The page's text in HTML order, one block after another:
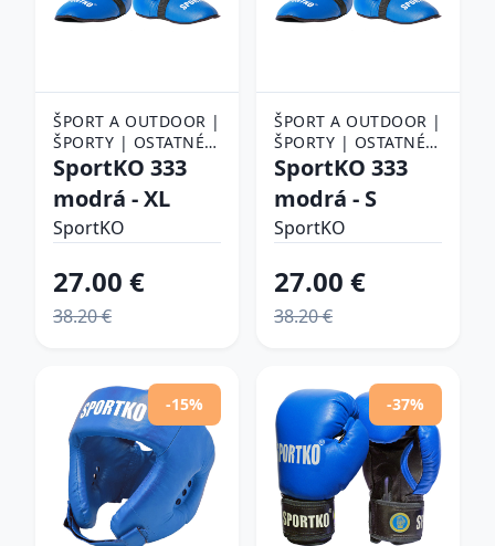
ŠPORT A OUTDOOR |
ŠPORTY | OSTATNÉ
ŠPORTY | BOJOVÉ
ŠPORTY | BOX |
BOXERSKÉ
CHRÁNIČE
SportKO 333
modrá - XL
SportKO
27.00 €
38.20 €
ŠPORT A OUTDOOR |
ŠPORTY | OSTATNÉ
ŠPORTY | BOJOVÉ
ŠPORTY | BOX |
BOXERSKÉ
CHRÁNIČE
SportKO 333
modrá - S
SportKO
27.00 €
38.20 €
-15% -37%